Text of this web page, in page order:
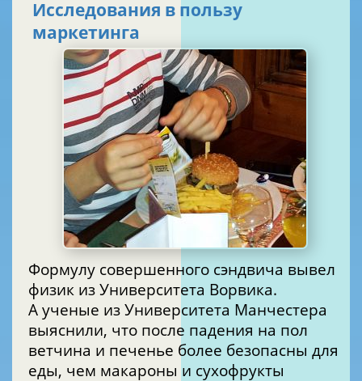
Исследования в пользу
маркетинга
Формулу совершенного сэндвича вывел
физик из Университета Ворвика.
А ученые из Университета Манчестера
выяснили, что после падения на пол
ветчина и печенье более безопасны для
еды, чем макароны и сухофрукты